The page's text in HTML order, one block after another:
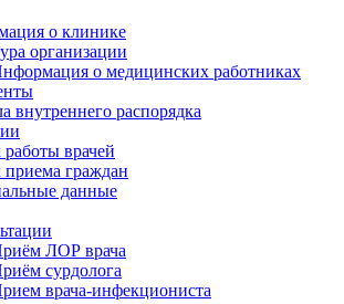
о клинике
организации
о медицинских работниках
внутреннего распорядка
врачей
приема граждан
данные
ЛОР врача
сурдолога
врача-инфекциониста